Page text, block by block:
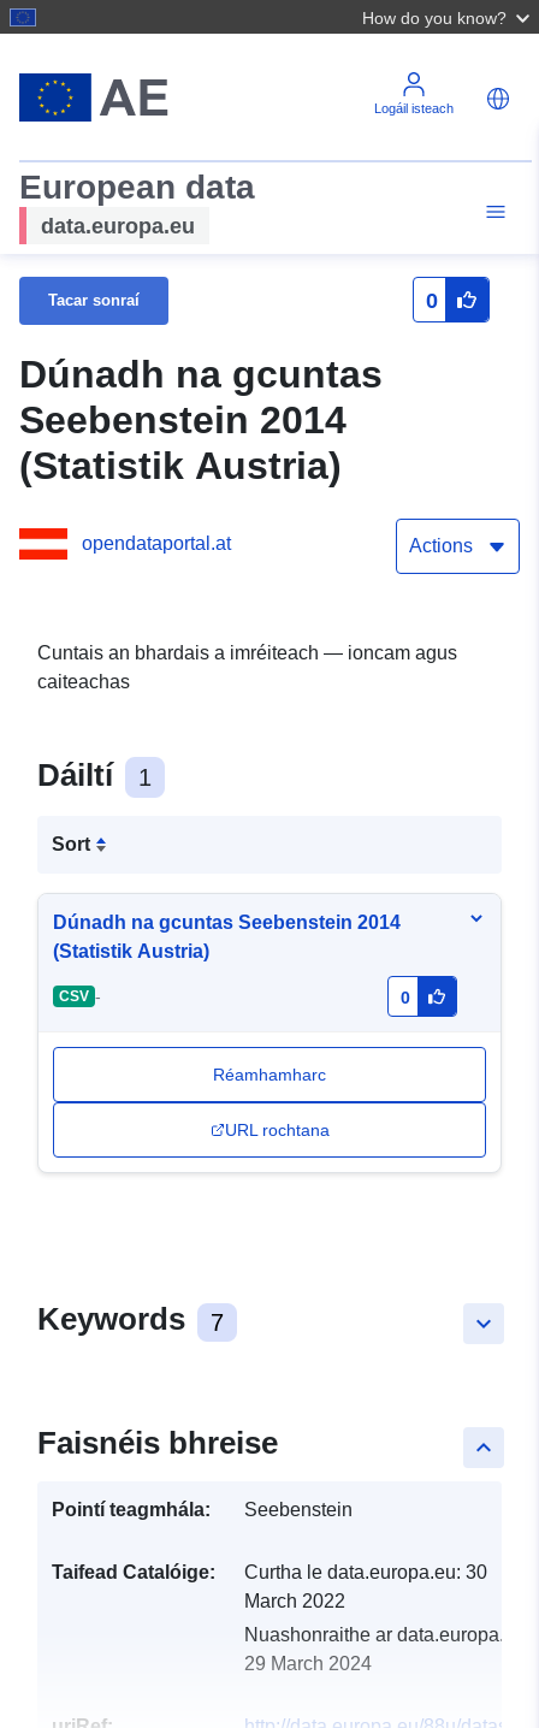
How do you know?
Logáil isteach
European data
data.europa.eu
Tacar sonraí 0
Dúnadh na gcuntas
Seebenstein 2014
(Statistik Austria)
opendataportal.at Actions
Cuntais an bhardais a imréiteach — ioncam agus
caiteachas
Dáiltí 1
Sort
Dúnadh na gcuntas Seebenstein 2014
(Statistik Austria)
CSV - 0
Réamhamharc
URL rochtana
keyboard_arrow_down
Keywords 7
keyboard_arrow_up
Faisnéis bhreise
Pointí teagmhála: Seebenstein
Taifead Catalóige: Curtha le data.europa.eu: 30
March 2022
Nuashonraithe ar data.europa.eu:
29 March 2024